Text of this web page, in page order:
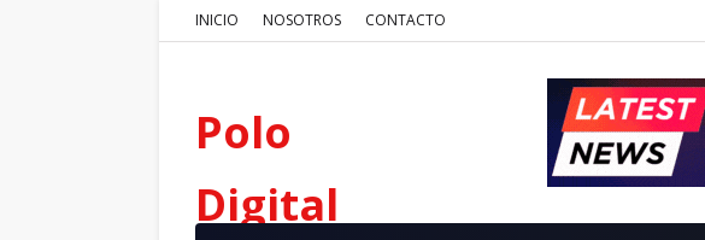
INICIO NOSOTROS CONTACTO
Polo
Digital